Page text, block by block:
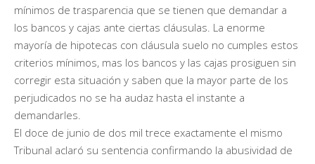
mínimos de trasparencia que se tienen que demandar a
los bancos y cajas ante ciertas cláusulas. La enorme
mayoría de hipotecas con cláusula suelo no cumples estos
criterios mínimos, mas los bancos y las cajas prosiguen sin
corregir esta situación y saben que la mayor parte de los
perjudicados no se ha audaz hasta el instante a
demandarles.
El doce de junio de dos mil trece exactamente el mismo
Tribunal aclaró su sentencia confirmando la abusividad de